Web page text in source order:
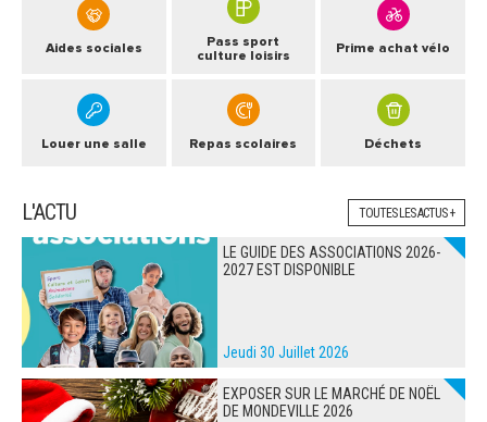
Aides sociales
Pass sport
culture loisirs
Prime achat vélo
Louer une salle Repas scolaires Déchets
L'ACTU TOUTES LES ACTUS +
LE GUIDE DES ASSOCIATIONS 2026-
2027 EST DISPONIBLE
Jeudi 30 Juillet 2026
EXPOSER SUR LE MARCHÉ DE NOËL
DE MONDEVILLE 2026